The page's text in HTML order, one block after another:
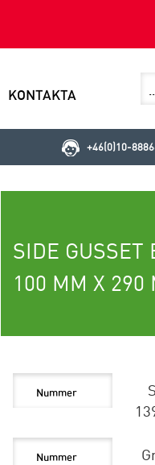
KONTAKTA
+46(0)10-
SIDE GUSSET
100 MM X 290